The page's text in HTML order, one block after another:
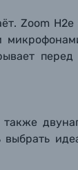
Zoom
перед
выбрать